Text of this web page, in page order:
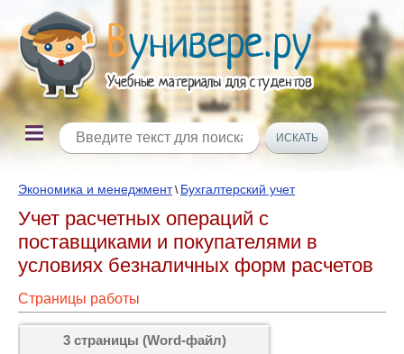
Экономика и менеджмент\ Бухгалтерский учет
Учет расчетных операций с
поставщиками и покупателями в
условиях безналичных форм расчетов
Страницы работы
3 страницы (Word-файл)